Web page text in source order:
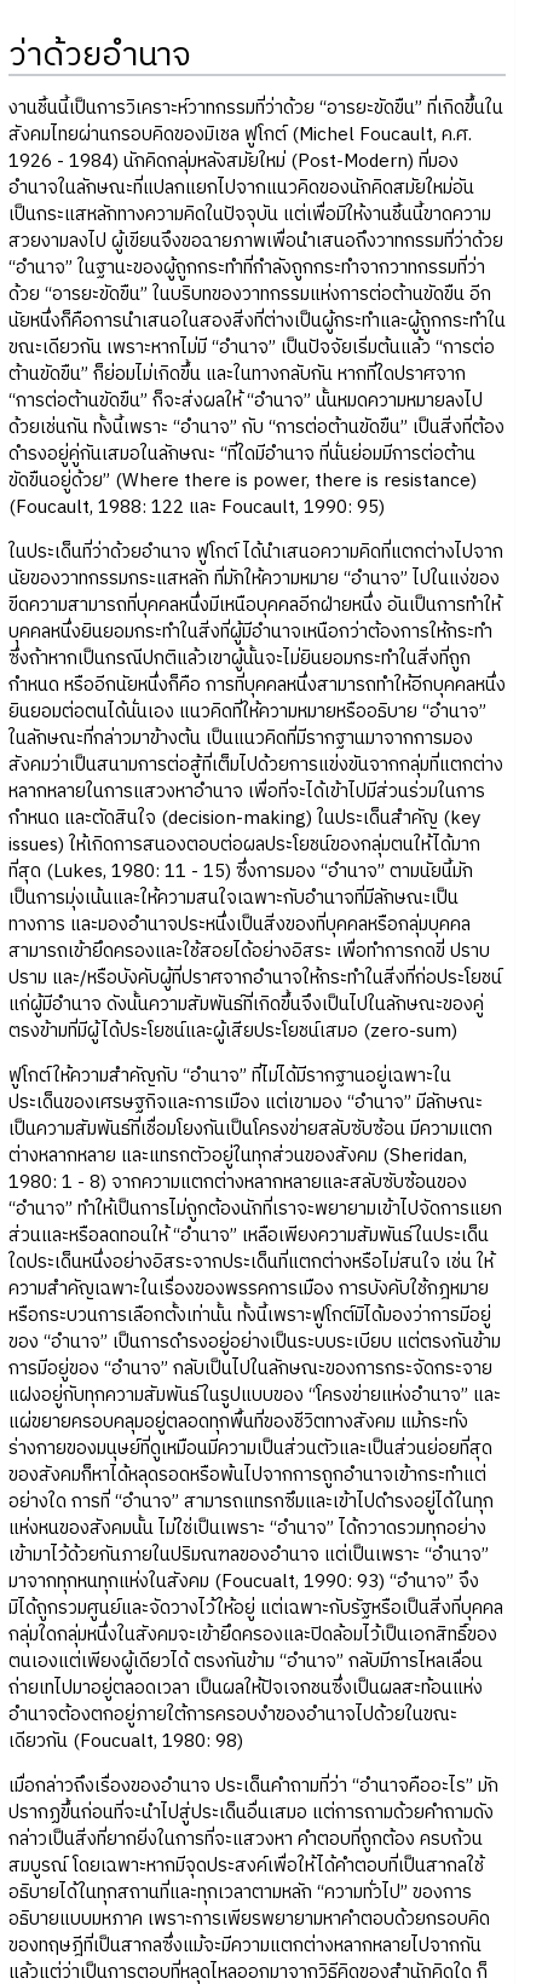
ว่าด้วยอำนาจ
งานชิ้นนี้เป็นการวิเคราะห์วาทกรรมที่ว่าด้วย “อารยะขัดขืน” ที่เกิดขึ้นใน
สังคมไทยผ่านกรอบคิดของมิเชล ฟูโกต์ (Michel Foucault, ค.ศ.
1926 - 1984) นักคิดกลุ่มหลังสมัยใหม่ (Post-Modern) ที่มอง
อำนาจในลักษณะที่แปลกแยกไปจากแนวคิดของนักคิดสมัยใหม่อัน
เป็นกระแสหลักทางความคิดในปัจจุบัน แต่เพื่อมิให้งานชิ้นนี้ขาดความ
สวยงามลงไป ผู้เขียนจึงขอฉายภาพเพื่อนำเสนอถึงวาทกรรมที่ว่าด้วย
“อำนาจ” ในฐานะของผู้ถูกกระทำที่กำลังถูกกระทำจากวาทกรรมที่ว่า
ด้วย “อารยะขัดขืน” ในบริบทของวาทกรรมแห่งการต่อต้านขัดขืน อีก
นัยหนึ่งก็คือการนำเสนอในสองสิ่งที่ต่างเป็นผู้กระทำและผู้ถูกกระทำใน
ขณะเดียวกัน เพราะหากไม่มี “อำนาจ” เป็นปัจจัยเริ่มต้นแล้ว “การต่อ
ต้านขัดขืน” ก็ย่อมไม่เกิดขึ้น และในทางกลับกัน หากที่ใดปราศจาก
“การต่อต้านขัดขืน” ก็จะส่งผลให้ “อำนาจ” นั้นหมดความหมายลงไป
ด้วยเช่นกัน ทั้งนี้เพราะ “อำนาจ” กับ “การต่อต้านขัดขืน” เป็นสิ่งที่ต้อง
ดำรงอยู่คู่กันเสมอในลักษณะ “ที่ใดมีอำนาจ ที่นั่นย่อมมีการต่อต้าน
ขัดขืนอยู่ด้วย” (Where there is power, there is resistance)
(Foucault, 1988: 122 และ Foucault, 1990: 95)
ในประเด็นที่ว่าด้วยอำนาจ ฟูโกต์ ได้นำเสนอความคิดที่แตกต่างไปจาก
นัยของวาทกรรมกระแสหลัก ที่มักให้ความหมาย “อำนาจ” ไปในแง่ของ
ขีดความสามารถที่บุคคลหนึ่งมีเหนือบุคคลอีกฝ่ายหนึ่ง อันเป็นการทำให้
บุคคลหนึ่งยินยอมกระทำในสิ่งที่ผู้มีอำนาจเหนือกว่าต้องการให้กระทำ
ซึ่งถ้าหากเป็นกรณีปกติแล้วเขาผู้นั้นจะไม่ยินยอมกระทำในสิ่งที่ถูก
กำหนด หรืออีกนัยหนึ่งก็คือ การที่บุคคลหนึ่งสามารถทำให้อีกบุคคลหนึ่ง
ยินยอมต่อตนได้นั่นเอง แนวคิดที่ให้ความหมายหรืออธิบาย “อำนาจ”
ในลักษณะที่กล่าวมาข้างต้น เป็นแนวคิดที่มีรากฐานมาจากการมอง
สังคมว่าเป็นสนามการต่อสู้ที่เต็มไปด้วยการแข่งขันจากกลุ่มที่แตกต่าง
หลากหลายในการแสวงหาอำนาจ เพื่อที่จะได้เข้าไปมีส่วนร่วมในการ
กำหนด และตัดสินใจ (decision-making) ในประเด็นสำคัญ (key
issues) ให้เกิดการสนองตอบต่อผลประโยชน์ของกลุ่มตนให้ได้มาก
ที่สุด (Lukes, 1980: 11 - 15) ซึ่งการมอง “อำนาจ” ตามนัยนี้มัก
เป็นการมุ่งเน้นและให้ความสนใจเฉพาะกับอำนาจที่มีลักษณะเป็น
ทางการ และมองอำนาจประหนึ่งเป็นสิ่งของที่บุคคลหรือกลุ่มบุคคล
สามารถเข้ายึดครองและใช้สอยได้อย่างอิสระ เพื่อทำการกดขี่ ปราบ
ปราม และ/หรือบังคับผู้ที่ปราศจากอำนาจให้กระทำในสิ่งที่ก่อประโยชน์
แก่ผู้มีอำนาจ ดังนั้นความสัมพันธ์ที่เกิดขึ้นจึงเป็นไปในลักษณะของคู่
ตรงข้ามที่มีผู้ได้ประโยชน์และผู้เสียประโยชน์เสมอ (zero-sum)
ฟูโกต์ให้ความสำคัญกับ “อำนาจ” ที่ไม่ได้มีรากฐานอยู่เฉพาะใน
ประเด็นของเศรษฐกิจและการเมือง แต่เขามอง “อำนาจ” มีลักษณะ
เป็นความสัมพันธ์ที่เชื่อมโยงกันเป็นโครงข่ายสลับซับซ้อน มีความแตก
ต่างหลากหลาย และแทรกตัวอยู่ในทุกส่วนของสังคม (Sheridan,
1980: 1 - 8) จากความแตกต่างหลากหลายและสลับซับซ้อนของ
“อำนาจ” ทำให้เป็นการไม่ถูกต้องนักที่เราจะพยายามเข้าไปจัดการแยก
ส่วนและหรือลดทอนให้ “อำนาจ” เหลือเพียงความสัมพันธ์ในประเด็น
ใดประเด็นหนึ่งอย่างอิสระจากประเด็นที่แตกต่างหรือไม่สนใจ เช่น ให้
ความสำคัญเฉพาะในเรื่องของพรรคการเมือง การบังคับใช้กฎหมาย
หรือกระบวนการเลือกตั้งเท่านั้น ทั้งนี้เพราะฟูโกต์มิได้มองว่าการมีอยู่
ของ “อำนาจ” เป็นการดำรงอยู่อย่างเป็นระบบระเบียบ แต่ตรงกันข้าม
การมีอยู่ของ “อำนาจ” กลับเป็นไปในลักษณะของการกระจัดกระจาย
แฝงอยู่กับทุกความสัมพันธ์ในรูปแบบของ “โครงข่ายแห่งอำนาจ” และ
แผ่ขยายครอบคลุมอยู่ตลอดทุกพื้นที่ของชีวิตทางสังคม แม้กระทั่ง
ร่างกายของมนุษย์ที่ดูเหมือนมีความเป็นส่วนตัวและเป็นส่วนย่อยที่สุด
ของสังคมก็หาได้หลุดรอดหรือพ้นไปจากการถูกอำนาจเข้ากระทำแต่
อย่างใด การที่ “อำนาจ” สามารถแทรกซึมและเข้าไปดำรงอยู่ได้ในทุก
แห่งหนของสังคมนั้น ไม่ใช่เป็นเพราะ “อำนาจ” ได้กวาดรวมทุกอย่าง
เข้ามาไว้ด้วยกันภายในปริมณฑลของอำนาจ แต่เป็นเพราะ “อำนาจ”
มาจากทุกหนทุกแห่งในสังคม (Foucualt, 1990: 93) “อำนาจ” จึง
มิได้ถูกรวมศูนย์และจัดวางไว้ให้อยู่ แต่เฉพาะกับรัฐหรือเป็นสิ่งที่บุคคล
กลุ่มใดกลุ่มหนึ่งในสังคมจะเข้ายึดครองและปิดล้อมไว้เป็นเอกสิทธิ์ของ
ตนเองแต่เพียงผู้เดียวได้ ตรงกันข้าม “อำนาจ” กลับมีการไหลเลื่อน
ถ่ายเทไปมาอยู่ตลอดเวลา เป็นผลให้ปัจเจกชนซึ่งเป็นผลสะท้อนแห่ง
อำนาจต้องตกอยู่ภายใต้การครอบงำของอำนาจไปด้วยในขณะ
เดียวกัน (Foucualt, 1980: 98)
เมื่อกล่าวถึงเรื่องของอำนาจ ประเด็นคำถามที่ว่า “อำนาจคืออะไร” มัก
ปรากฏขึ้นก่อนที่จะนำไปสู่ประเด็นอื่นเสมอ แต่การถามด้วยคำถามดัง
กล่าวเป็นสิ่งที่ยากยิ่งในการที่จะแสวงหา คำตอบที่ถูกต้อง ครบถ้วน
สมบูรณ์ โดยเฉพาะหากมีจุดประสงค์เพื่อให้ได้คำตอบที่เป็นสากลใช้
อธิบายได้ในทุกสถานที่และทุกเวลาตามหลัก “ความทั่วไป” ของการ
อธิบายแบบมหภาค เพราะการเพียรพยายามหาคำตอบด้วยกรอบคิด
ของทฤษฎีที่เป็นสากลซึ่งแม้จะมีความแตกต่างหลากหลายไปจากกัน
แล้วแต่ว่าเป็นการตอบที่หลุดไหลออกมาจากวิธีคิดของสำนักคิดใด ก็